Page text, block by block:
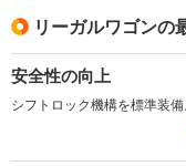
リーガルワゴンの
安全性の向上